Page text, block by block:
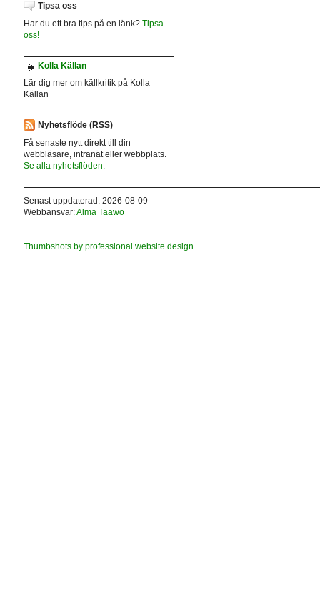
Tipsa oss
Har du ett bra tips på en länk? Tipsa
oss!
Kolla Källan
Lär dig mer om källkritik på Kolla
Källan
Nyhetsflöde (RSS)
Få senaste nytt direkt till din
webbläsare, intranät eller webbplats.
Se alla nyhetsflöden.
Senast uppdaterad: 2026-08-09
Webbansvar:Alma Taawo
Thumbshots by professional website design